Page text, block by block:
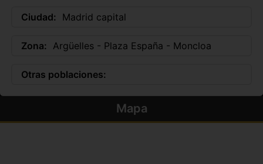
Ciudad: Madrid capital
Zona: Argüelles - Plaza España - Moncloa
Otras poblaciones:
Mapa